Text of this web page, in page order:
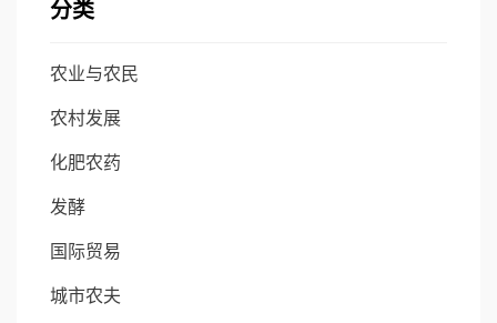
分类
农业与农民
农村发展
化肥农药
发酵
国际贸易
城市农夫